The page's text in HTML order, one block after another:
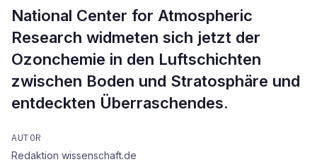
National Center for Atmospheric
Research widmeten sich jetzt der
Ozonchemie in den Luftschichten
zwischen Boden und Stratosphäre und
entdeckten Überraschendes.
AUTOR
Redaktion wissenschaft.de